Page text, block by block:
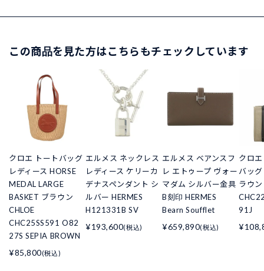
この商品を見た方はこちらもチェックしています
クロエ トートバッグ
レディース HORSE
MEDAL LARGE
BASKET ブラウン
CHLOE
CHC25SS591 O82
27S SEPIA BROWN
¥85,800(税込)
エルメス ネックレス
レディース ケリーカ
デナスペンダント シ
ルバー HERMES
H121331B SV
¥193,600(税込)
エルメス ベアンスフ
レ エトゥープ ヴォー
マダム シルバー金具
B刻印 HERMES
Bearn Soufflet
¥659,890(税込)
クロ
バッ
ラウン
91J